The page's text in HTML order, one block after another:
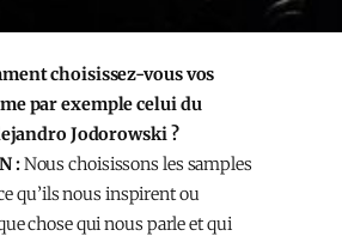
choisissez-vous vos
par exemple celui du
Jodorowski ?
:Nous choisissons les samples
qu’ils nous inspirent ou
chose qui nous parle et qui